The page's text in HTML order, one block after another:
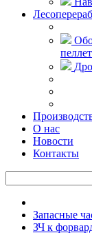
О нас
Новости
Контакты
Запасные
ЗЧ к